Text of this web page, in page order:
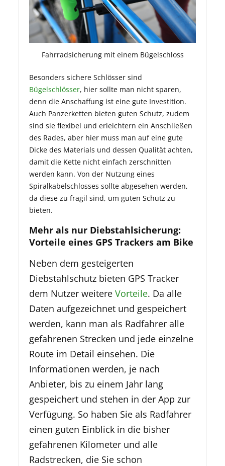
Fahrradsicherung mit einem Bügelschloss
Besonders sichere Schlösser sind
Bügelschlösser, hier sollte man nicht sparen,
denn die Anschaffung ist eine gute Investition.
Auch Panzerketten bieten guten Schutz, zudem
sind sie flexibel und erleichtern ein Anschließen
des Rades, aber hier muss man auf eine gute
Dicke des Materials und dessen Qualität achten,
damit die Kette nicht einfach zerschnitten
werden kann. Von der Nutzung eines
Spiralkabelschlosses sollte abgesehen werden,
da diese zu fragil sind, um guten Schutz zu
bieten.
Mehr als nur Diebstahlsicherung:
Vorteile eines GPS Trackers am Bike
Neben dem gesteigerten
Diebstahlschutz bieten GPS Tracker
dem Nutzer weitere Vorteile. Da alle
Daten aufgezeichnet und gespeichert
werden, kann man als Radfahrer alle
gefahrenen Strecken und jede einzelne
Route im Detail einsehen. Die
Informationen werden, je nach
Anbieter, bis zu einem Jahr lang
gespeichert und stehen in der App zur
Verfügung. So haben Sie als Radfahrer
einen guten Einblick in die bisher
gefahrenen Kilometer und alle
Radstrecken, die Sie schon